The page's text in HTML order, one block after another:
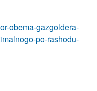
obema-gazgoldera-
po-rashodu-